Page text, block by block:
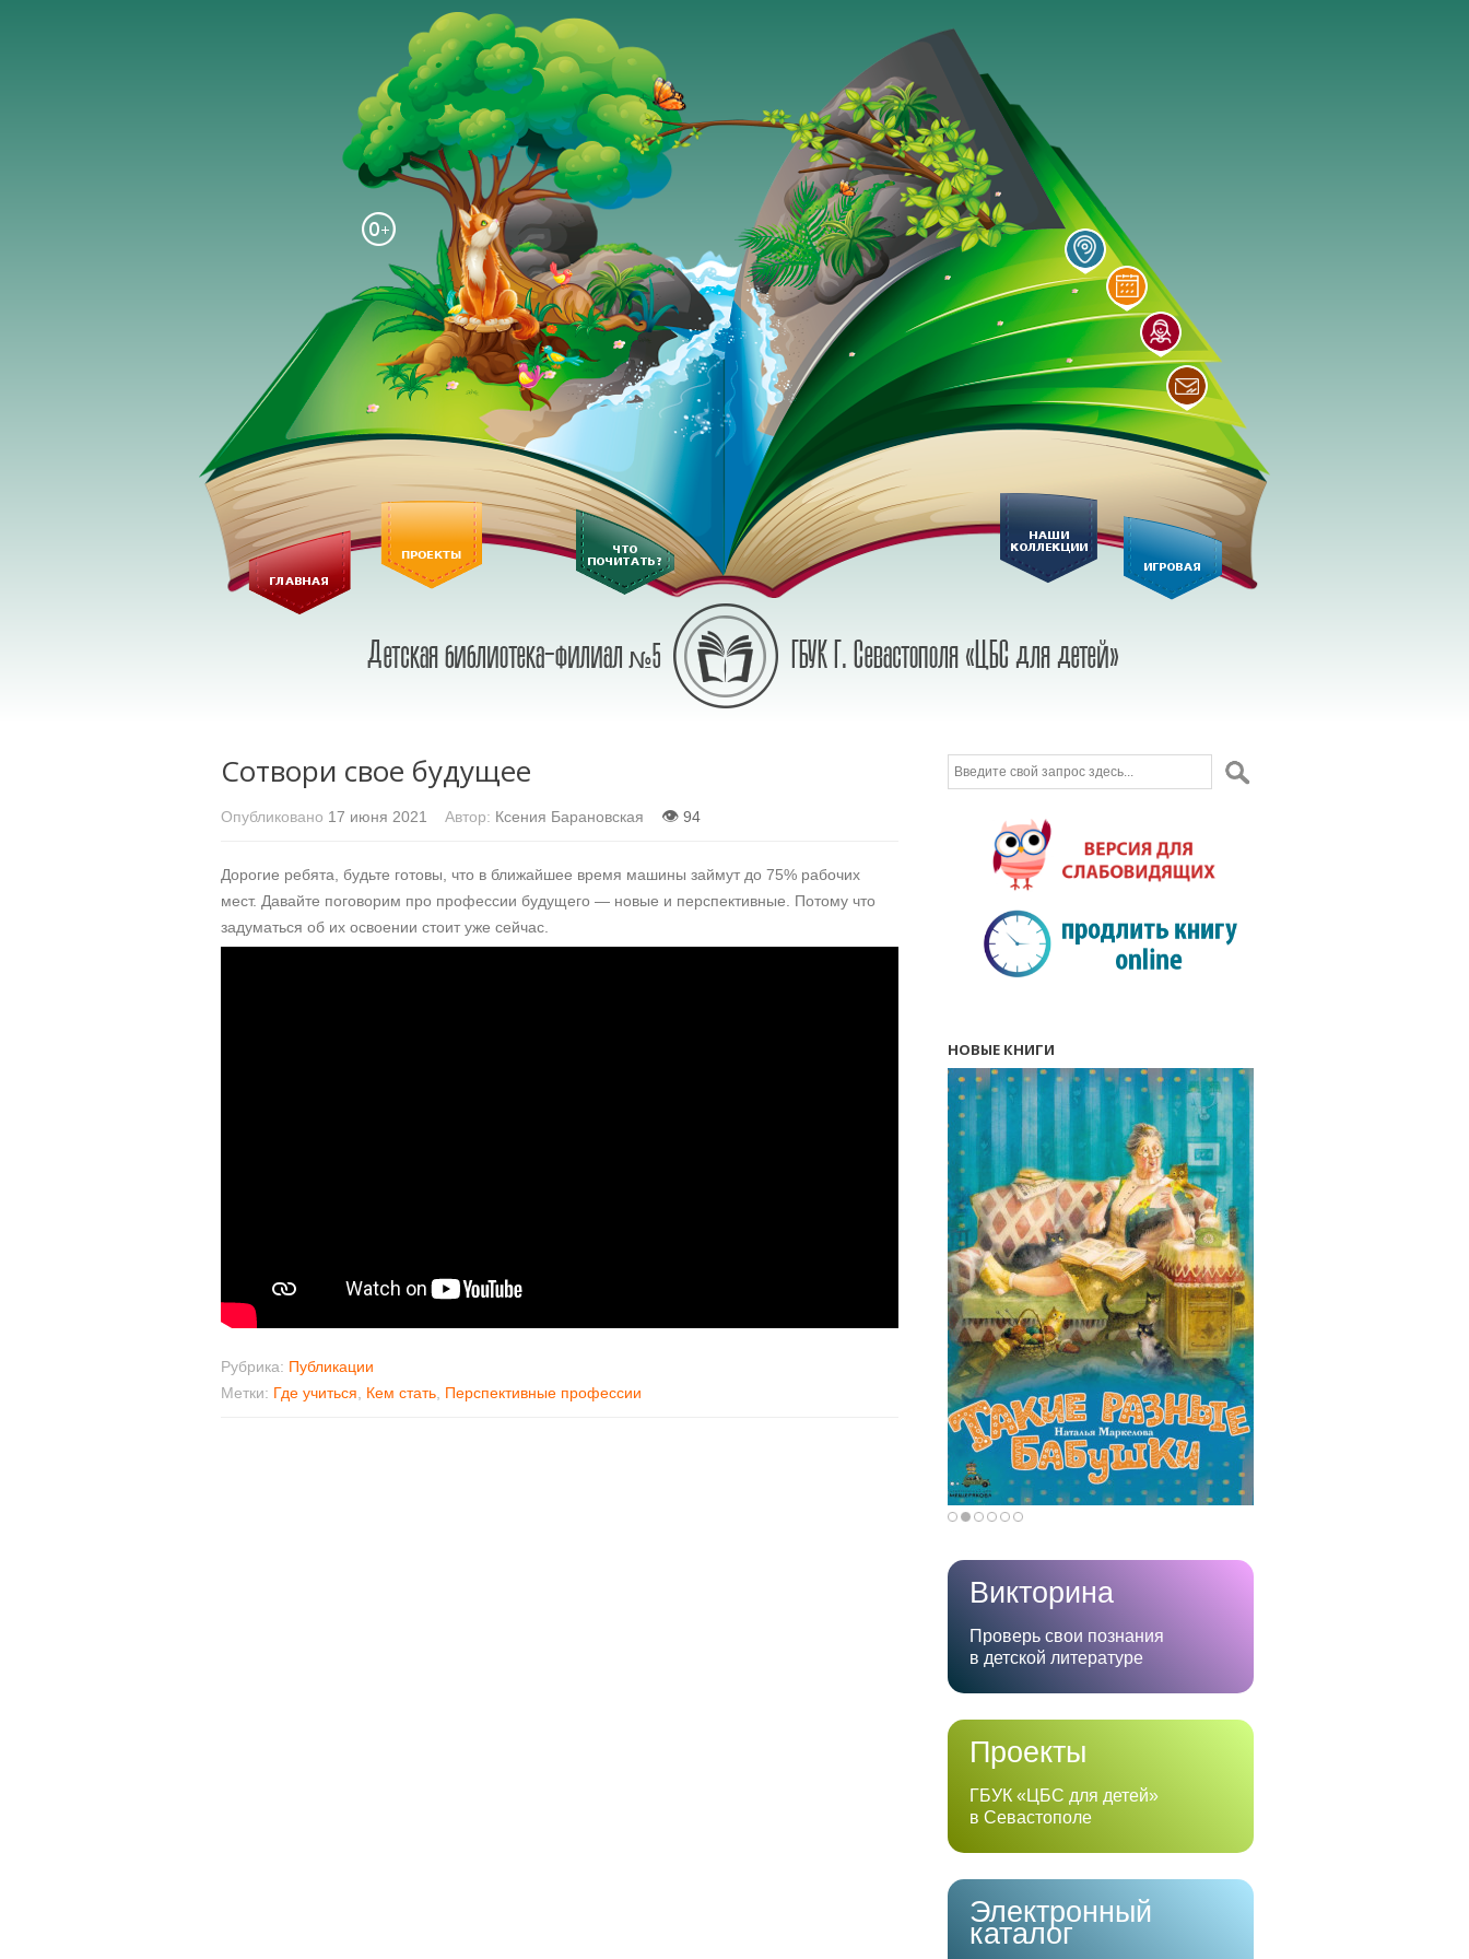
Сотвори свое будущее
Опубликовано 17 июня 2021 Автор: Ксения Барановская 👁 94
Дорогие ребята, будьте готовы, что в ближайшее время машины займут до 75% рабочих
мест. Давайте поговорим про профессии будущего — новые и перспективные. Потому что
задуматься об их освоении стоит уже сейчас.
Рубрика: Публикации
Метки: Где учиться Кем стать Перспективные профессии
НОВЫЕ КНИГИ
Викторина
Проверь свои познания
в детской литературе
Проекты
ГБУК «ЦБС для детей»
в Севастополе
Электронный
каталог